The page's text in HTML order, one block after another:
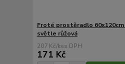
Froté prostěradlo 60x120cm
světle růžová
207 Kč/ks
171 Kč